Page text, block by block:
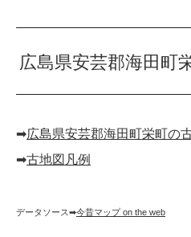
広島県安芸郡海田町
➡︎広島県安芸郡海田町栄町の
➡︎古地図凡例
データソース➡︎今昔マップ on the web